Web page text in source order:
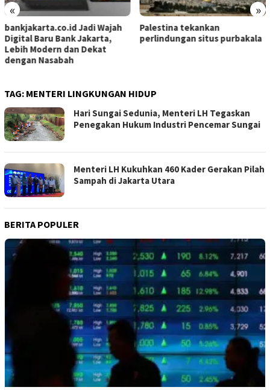
« »
bankjakarta.co.id Jadi Wajah
Digital Baru Bank Jakarta,
Lebih Modern dan Dekat
dengan Nasabah
Palestina tekankan
perlindungan situs purbakala
TAG: MENTERI LINGKUNGAN HIDUP
Hari Sungai Sedunia, Menteri LH Tegaskan
Penegakan Hukum Industri Pencemar Sungai
Menteri LH Kukuhkan 460 Kader Gerakan Pilah
Sampah di Jakarta Utara
BERITA POPULER